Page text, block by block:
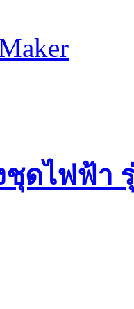
ดไฟฟ้า